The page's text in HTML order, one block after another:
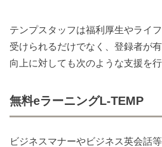
テンプスタッフは福利厚生やライ
受けられるだけでなく、登録者が
向上に対しても次のような支援を行
無料eラーニングL-TEMP
ビジネスマナーやビジネス英会話